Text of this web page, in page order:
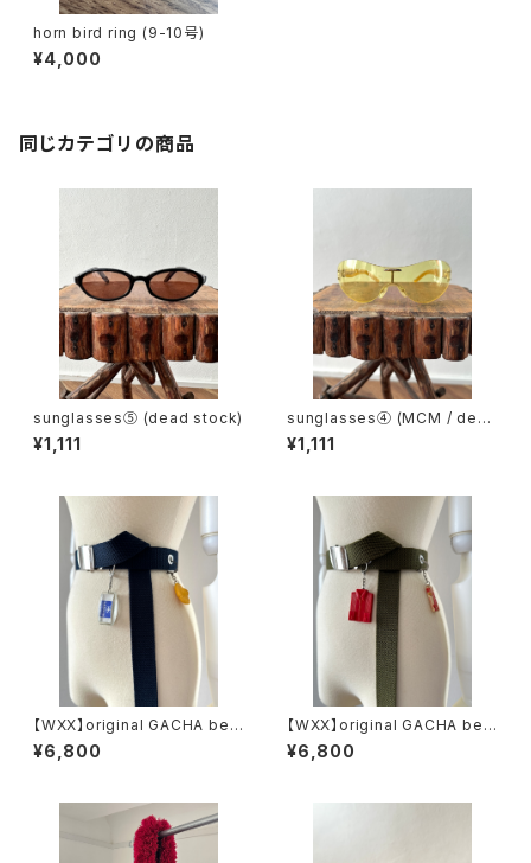
horn bird ring (9-10号)
¥4,000
同じカテゴリの商品
sunglasses⑤ (dead stock)
¥1,111
sunglasses④ (MCM / dead
stock)
¥1,111
【WXX】original GACHA belt
(navy)
¥6,800
【WXX】original GACHA belt
(khaki)
¥6,800